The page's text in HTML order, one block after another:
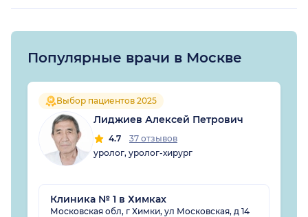
Популярные врачи в Москве
Выбор пациентов 2025
Лиджиев Алексей Петрович
4.7
37 отзывов
уролог, уролог-хирург
Клиника № 1 в Химках
Московская обл, г Химки, ул Московская, д 14